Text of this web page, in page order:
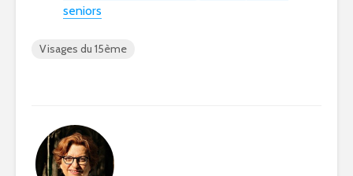
seniors
Visages du 15ème